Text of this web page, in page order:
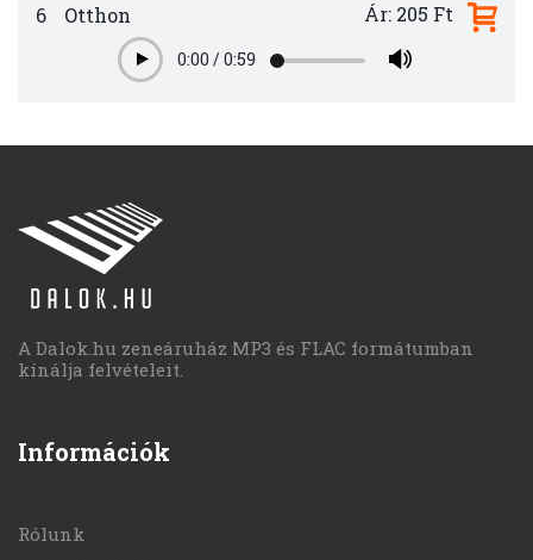
6 Otthon
Play0:00 /0:59
Ár: 205 Ft
A Dalok.hu zeneáruház MP3 és FLAC formátumban
kínálja felvételeit.
Információk
Rólunk